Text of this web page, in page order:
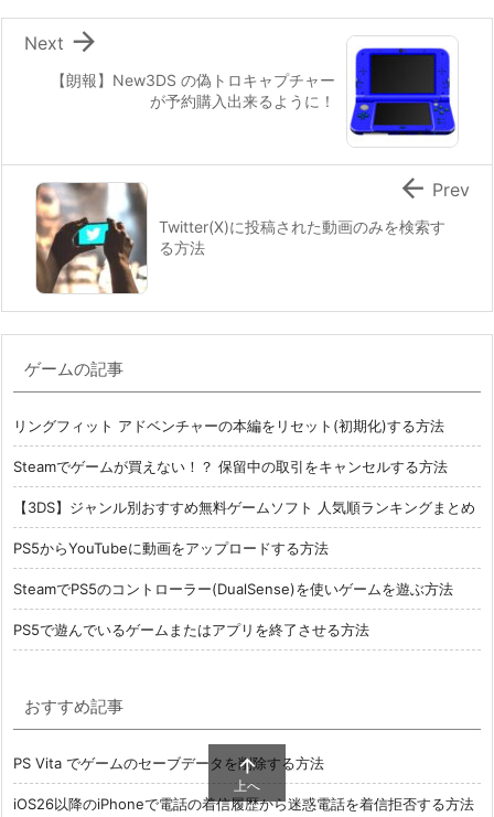
【朗報】New3DS の偽トロキャプチャー
が予約購入出来るように！

Next
Twitter(X)に投稿された動画のみを検索す
る方法
 Prev
ゲームの記事
リングフィット アドベンチャーの本編をリセット(初期化)する方法
Steamでゲームが買えない！？ 保留中の取引をキャンセルする方法
【3DS】ジャンル別おすすめ無料ゲームソフト 人気順ランキングまとめ
PS5からYouTubeに動画をアップロードする方法
SteamでPS5のコントローラー(DualSense)を使いゲームを遊ぶ方法
PS5で遊んでいるゲームまたはアプリを終了させる方法
おすすめ記事
PS Vita でゲームのセーブデータを削除する方法
iOS26以降のiPhoneで電話の着信履歴から迷惑電話を着信拒否する方法

上へ